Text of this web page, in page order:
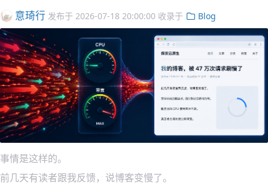
意琦行 发布于 2026-07-18 20:00:00收录于 Blog
事情是这样的。
前几天有读者跟我反馈，说博客变慢了。